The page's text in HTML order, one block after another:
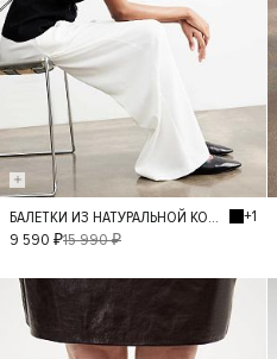
40 36
38
39
БАЛЕТКИ ИЗ НАТУРАЛЬНОЙ КОЖИ
+1
9 590 ₽15 990 ₽
- 30%